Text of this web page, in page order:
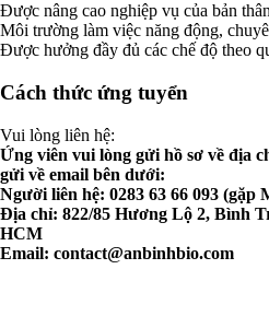
Được nâng cao nghiệp vụ của bản
Môi trường làm việc năng động,
Được hưởng đầy đủ các chế độ theo
Cách thức ứng tuyển
Vui lòng liên hệ:
Ứng viên vui lòng gửi hồ sơ về địa
gửi về email bên dưới:
Người liên hệ: 0283 63 66 093 (gặp
Địa chỉ: 822/85 Hương Lộ 2, Bình
HCM
Email: contact@anbinhbio.com